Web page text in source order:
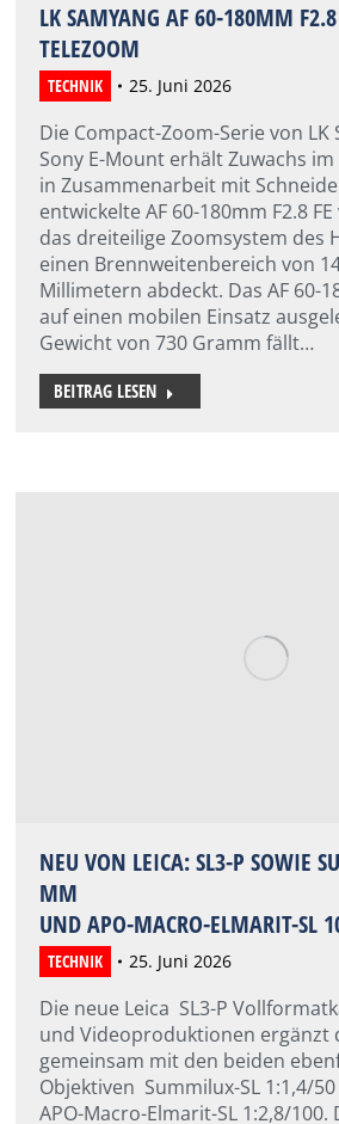
LK SAMYANG AF 60-180MM
TELEZOOM
TECHNIK 25. Juni 2026
Die Compact-Zoom-Serie von LK
Sony E-Mount erhält Zuwachs
in Zusammenarbeit mit
entwickelte AF 60-180mm F2.8
das dreiteilige Zoomsystem des
einen Brennweitenbereich von
Millimetern abdeckt. Das AF 60-
auf einen mobilen Einsatz
Gewicht von 730 Gramm fällt…
BEITRAG LESEN
NEU VON LEICA: SL3-P SOWIE
MM
UND APO-MACRO-ELMARIT-SL
TECHNIK 25. Juni 2026
Die neue Leica SL3-P
und Videoproduktionen ergänzt
gemeinsam mit den beiden
Objektiven Summilux-SL 1:1,4/50
APO-Macro-Elmarit-SL 1:2,8/100.